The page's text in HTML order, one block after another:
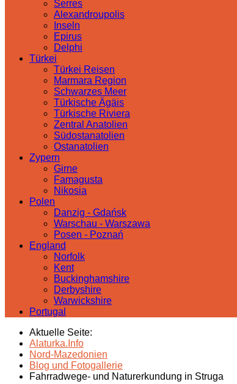
Serres
Alexandroupolis
Inseln
Epirus
Delphi
Türkei
Türkei Reisen
Marmara Region
Schwarzes Meer
Türkische Ägäis
Türkische Riviera
Zentral Anatolien
Südostanatolien
Ostanatolien
Zypern
Girne
Famagusta
Nikosia
Polen
Danzig - Gdańsk
Warschau - Warszawa
Posen - Poznań
England
Norfolk
Kent
Buckinghamshire
Derbyshire
Warwickshire
Portugal
Aktuelle Seite:
Alaturka.Info
Nord-Mazedonien
Blog und Fotogallerie
Fahrradwege- und Naturerkundung in Struga